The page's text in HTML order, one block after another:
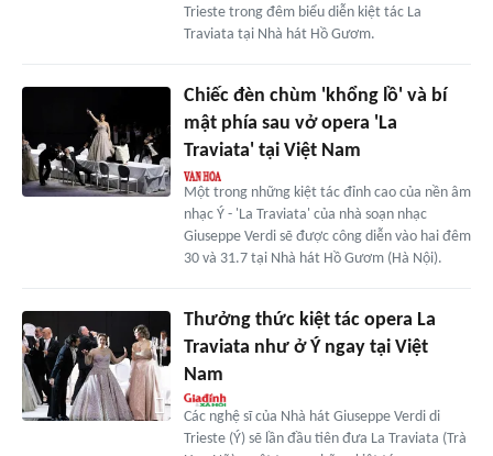
Trieste trong đêm biểu diễn kiệt tác La
Traviata tại Nhà hát Hồ Gươm.
Chiếc đèn chùm 'khổng lồ' và bí
mật phía sau vở opera 'La
Traviata' tại Việt Nam
Một trong những kiệt tác đỉnh cao của nền âm
nhạc Ý - 'La Traviata' của nhà soạn nhạc
Giuseppe Verdi sẽ được công diễn vào hai đêm
30 và 31.7 tại Nhà hát Hồ Gươm (Hà Nội).
Thưởng thức kiệt tác opera La
Traviata như ở Ý ngay tại Việt
Nam
Các nghệ sĩ của Nhà hát Giuseppe Verdi di
Trieste (Ý) sẽ lần đầu tiên đưa La Traviata (Trà